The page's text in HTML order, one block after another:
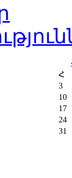
Հ
3
10
17
24
31